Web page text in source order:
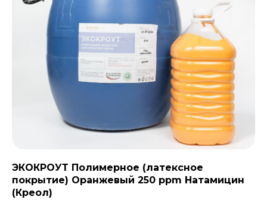
ЭКОКРОУТ Полимерное (латексное
покрытие) Оранжевый 250 ppm Натамицин
(Креол)